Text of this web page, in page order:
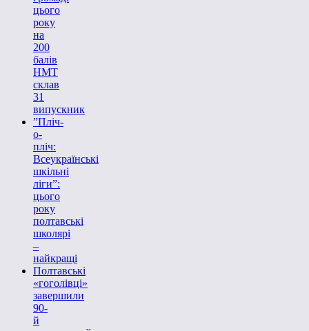
цього
року
на
200
балів
НМТ
склав
31
випускник
”Пліч-
о-
пліч:
Всеукраїнські
шкільні
ліги”:
цього
року
полтавські
школярі
–
найкращі
Полтавські
«гоголівці»
завершили
90-
й